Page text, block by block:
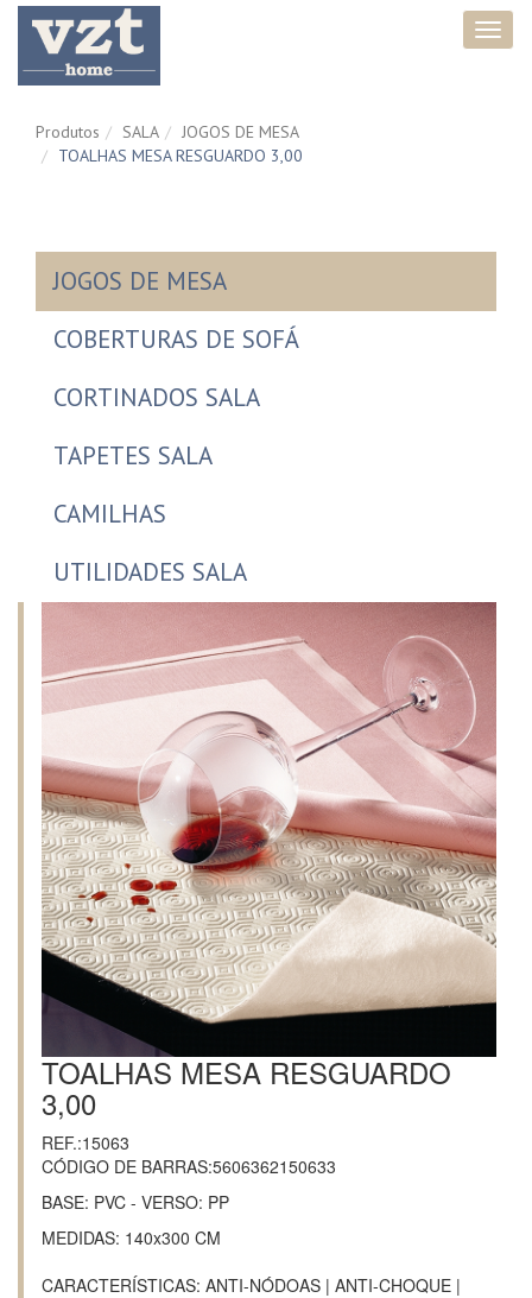
Produtos SALA
JOGOS DE MESA
TOALHAS MESA RESGUARDO 3,00
JOGOS DE MESA
COBERTURAS DE SOFÁ
CORTINADOS SALA
TAPETES SALA
CAMILHAS
UTILIDADES SALA
TOALHAS MESA RESGUARDO
3,00
REF.:15063
CÓDIGO DE BARRAS:5606362150633
BASE: PVC - VERSO: PP
MEDIDAS: 140x300 CM
CARACTERÍSTICAS: ANTI-NÓDOAS | ANTI-CHOQUE |